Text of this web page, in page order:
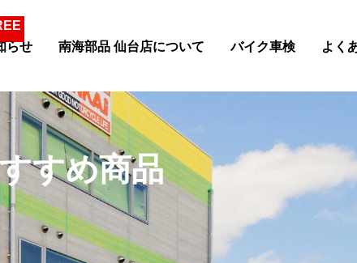
らせ 南海部品 仙台店について バイク車検 よく
すめ商品